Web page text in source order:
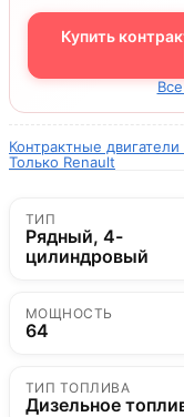
Купить
Контрактные
Только Renault
ТИП
Рядный, 4-
цилиндровый
МОЩНОСТЬ
64
ТИП ТОПЛИВА
Дизельное